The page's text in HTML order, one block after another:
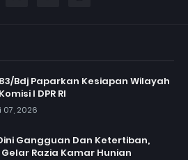
Bdj Paparkan Kesiapan Wilayah
I DPR RI
07, 2026
Gangguan Dan Ketertiban,
Razia Kamar Hunian